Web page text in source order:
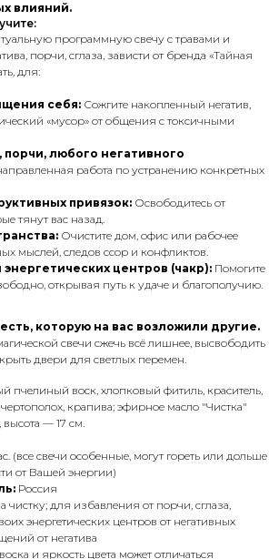
влияний.
программную свечу с травами и
порчи, сглаза, зависти от бренда «Тайная
для:
себя: Сожгите накопленный негатив,
«мусор» от общения с токсичными
порчи, любого негативного
работа по устранению конкретных
привязок: Освободитесь от
тянут вас назад.
Очистите дом, офис или рабочее
мыслей, следов ссор и конфликтов.
центров (чакр): Помогите
открывая путь к удаче и благополучию.
которую на вас возложили другие.
свечи сжечь всё лишнее, высвободить
двери для светлых перемен.
пчелиный воск, хлопковый фитиль, краситель,
крапива; эфирное масло "Чистка"
— 17 см.
(все свечи особенные, могут гореть или дольше
от Вашей энергии)
Россия
чистку; для избавления от порчи, сглаза,
энергетических центров от негативных
от негатива
и яркость цвета может отличаться